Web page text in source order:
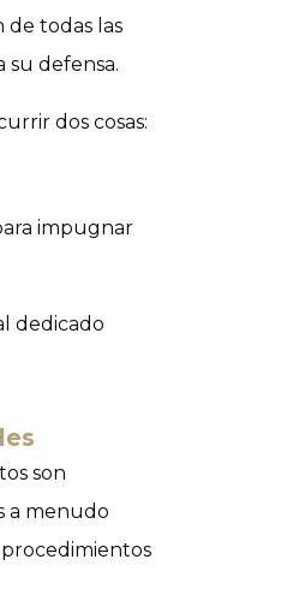
de todas las
su defensa.
dos cosas:
impugnar
dedicado
son
a menudo
procedimientos